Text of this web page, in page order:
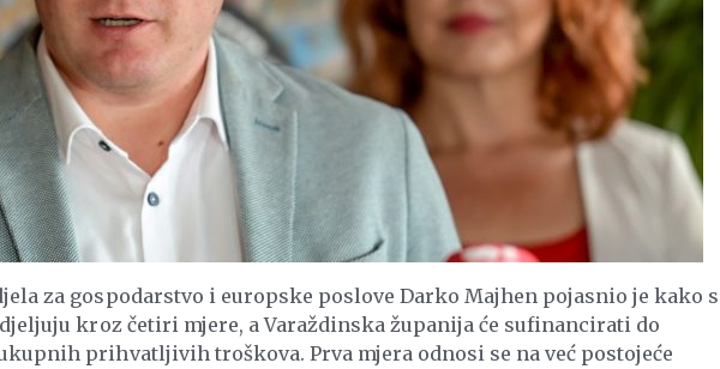
za gospodarstvo i europske poslove Darko Majhen pojasnio je kako
kroz četiri mjere, a Varaždinska županija će sufinancirati do
prihvatljivih troškova. Prva mjera odnosi se na već postojeće